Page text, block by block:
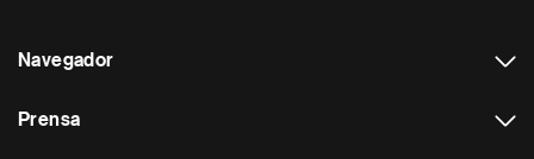
Navegador
Prensa